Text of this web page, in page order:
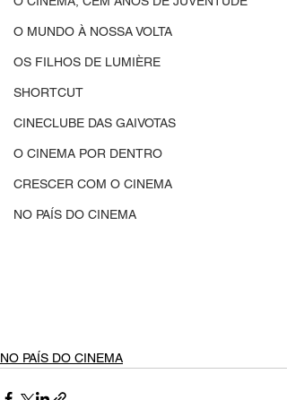
O MUNDO À NOSSA VOLTA
OS FILHOS DE LUMIÈRE
SHORTCUT
CINECLUBE DAS GAIVOTAS
O CINEMA POR DENTRO
CRESCER COM O CINEMA
NO PAÍS DO CINEMA
NO PAÍS DO CINEMA